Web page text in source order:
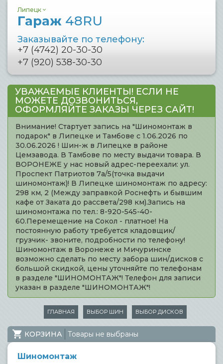
Липецк
Гараж 48RU
Заказывайте по телефону:
+7 (4742) 20-30-30
+7 (920) 538-30-30
УВАЖАЕМЫЕ КЛИЕНТЫ! ЕСЛИ НЕ
МОЖЕТЕ ДОЗВОНИТЬСЯ,
ОФОРМЛЯЙТЕ ЗАКАЗЫ ЧЕРЕЗ САЙТ!
Внимание! Стартует запись на "Шиномонтаж в
подарок" в Липецке и Тамбове с 1.06.2026 по
30.06.2026 ! Шин-ж в Липецке в районе
Цемзавода. В Тамбове по месту выдачи товара. В
ВОРОНЕЖЕ у нас новый адрес-переехали: ул.
Проспект Патриотов 7а/5(точка выдачи
шиномонтаж)! В Липецке шиномонтаж по адресу:
298 км, 2 (Между заправкой Роснефть и бывшим
кафе от Заката до рассвета/298 км).Запись на
шиномонтажа по тел.: 8-920-545-40-
60.Перемещение на Сокол - платное! На
постоянную работу требуется кладовщик/
грузчик- звоните, подробности по телефону!
Шиномонтаж в Воронеже и Мичуринске
возможно сделать по месту забора шин/дисков с
большой скидкой, цены уточняйте по телефонам
в разделе "ШИНОМОНТАЖ"! Телефон для записи
указан в разделе "ШИНОМОНТАЖ"!
ГЛАВНАЯ ВЫБОР ШИН ВЫБОР ДИСКОВ
КОРЗИНА Товары не выбраны
Шиномонтаж